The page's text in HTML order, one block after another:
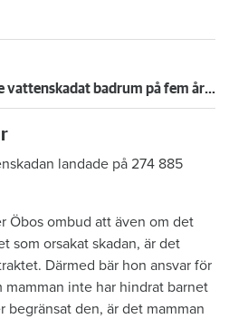
Anmälde inte vattenskadat badrum på fem år – krävs på 125 000 kronor
landade på 274 885
Öbos ombud att även om det
som orsakat skadan, är det
Därmed bär hon ansvar för
inte har hindrat barnet
begränsat den, är det mamman